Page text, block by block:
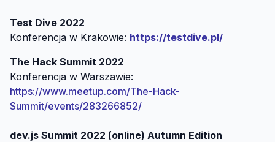
Test Dive 2022
Konferencja w Krakowie: https://testdive.pl/
The Hack Summit 2022
Konferencja w Warszawie:
https://www.meetup.com/The-Hack-
Summit/events/283266852/
dev.js Summit 2022 (online) Autumn Edition